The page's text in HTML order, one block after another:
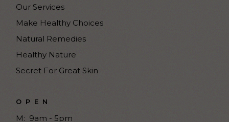
Our Services
Make Healthy Choices
Natural Remedies
Healthy Nature
Secret For Great Skin
OPEN
M: 9am - 5pm